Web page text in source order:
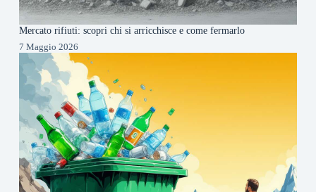
Mercato rifiuti: scopri chi si arricchisce e come fermarlo
7 Maggio 2026